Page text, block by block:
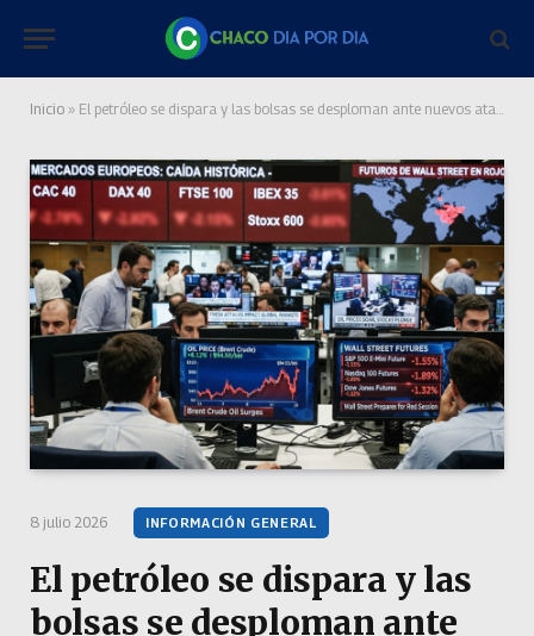
Inicio » El petróleo se dispara y las bolsas se desploman ante nuevos ataques en Medio Oriente
8 julio 2026 INFORMACIÓN GENERAL
El petróleo se dispara y las
bolsas se desploman ante